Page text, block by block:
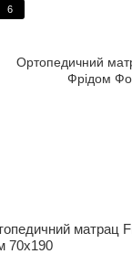
6
матрац
70x190